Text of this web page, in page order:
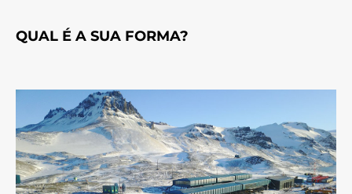
QUAL É A SUA FORMA?